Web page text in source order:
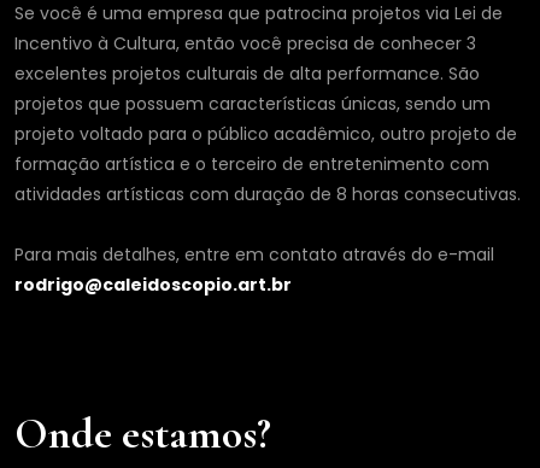
Se você é uma empresa que patrocina projetos via Lei de
Incentivo à Cultura, então você precisa de conhecer 3
excelentes projetos culturais de alta performance. São
projetos que possuem características únicas, sendo um
projeto voltado para o público acadêmico, outro projeto de
formação artística e o terceiro de entretenimento com
atividades artísticas com duração de 8 horas consecutivas.
Para mais detalhes, entre em contato através do e-mail
rodrigo@caleidoscopio.art.br
Onde estamos?